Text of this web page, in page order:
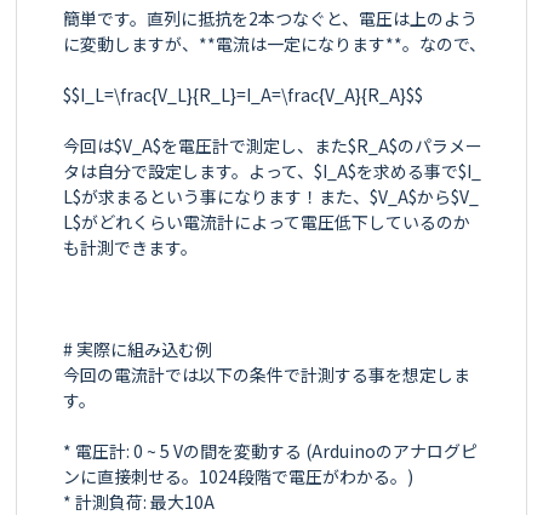
簡単です。直列に抵抗を2本つなぐと、電圧は上のよう
に変動しますが、**電流は一定になります**。なので、
$$I_L=\frac{V_L}{R_L}=I_A=\frac{V_A}{R_A}$$
今回は$V_A$を電圧計で測定し、また$R_A$のパラメー
タは自分で設定します。よって、$I_A$を求める事で$I_
L$が求まるという事になります！また、$V_A$から$V_
L$がどれくらい電流計によって電圧低下しているのか
も計測できます。
# 実際に組み込む例
今回の電流計では以下の条件で計測する事を想定しま
す。
* 電圧計: 0 ~ 5 Vの間を変動する (Arduinoのアナログピ
ンに直接刺せる。1024段階で電圧がわかる。)
* 計測負荷: 最大10A